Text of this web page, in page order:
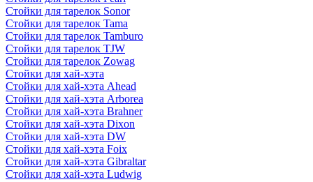
Стойки для тарелок Sonor
Стойки для тарелок Tama
Стойки для тарелок Tamburo
Стойки для тарелок TJW
Стойки для тарелок Zowag
Стойки для хай-хэта
Стойки для хай-хэта Ahead
Стойки для хай-хэта Arborea
Стойки для хай-хэта Brahner
Стойки для хай-хэта Dixon
Стойки для хай-хэта DW
Стойки для хай-хэта Foix
Стойки для хай-хэта Gibraltar
Стойки для хай-хэта Ludwig